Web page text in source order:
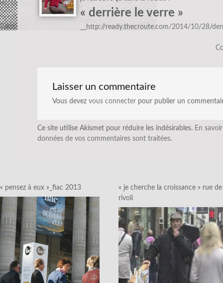
« derrière le verre »
__http://ready.thecroute.com/2014/10/28/
Laisser un commentaire
Vous devez vous connecter pour publier un
Ce site utilise Akismet pour réduire les indésirables. En
données de vos commentaires sont traitées.
« pensez à eux »_fiac 2013
« je cherche la croissance » rue de
rivoli